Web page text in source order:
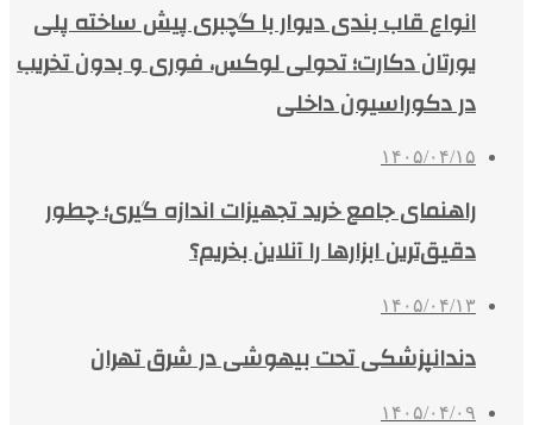
انواع قاب بندی دیوار با گچبری پیش ساخته پلی
یورتان دکارت؛ تحولی لوکس، فوری و بدون تخریب
در دکوراسیون داخلی
۱۴۰۵/۰۴/۱۵
راهنمای جامع خرید تجهیزات اندازه گیری؛ چطور
دقیق‌ترین ابزارها را آنلاین بخریم؟
۱۴۰۵/۰۴/۱۳
دندانپزشکی تحت بیهوشی در شرق تهران
۱۴۰۵/۰۴/۰۹